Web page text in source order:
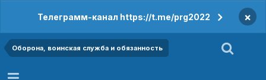
Телеграмм-канал https://t.me/prg2022 ×
Оборона, воинская служба и обязанность